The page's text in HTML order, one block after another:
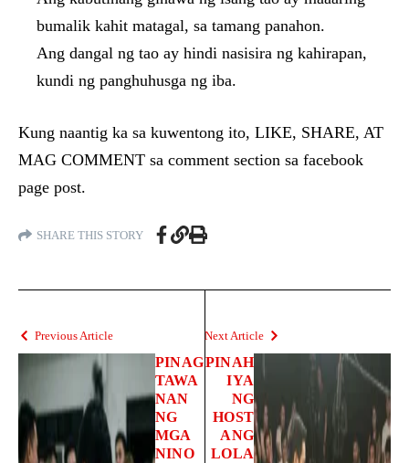
bumalik kahit matagal, sa tamang panahon.
Ang dangal ng tao ay hindi nasisira ng kahirapan,
kundi ng panghuhusga ng iba.
Kung naantig ka sa kuwentong ito, LIKE, SHARE, AT
MAG COMMENT sa comment section sa facebook
page post.
SHARE THIS STORY
Previous Article
PINAG
TAWA
NAN
NG
MGA
NINO
Next Article
PINAH
IYA
NG
HOST
ANG
LOLA